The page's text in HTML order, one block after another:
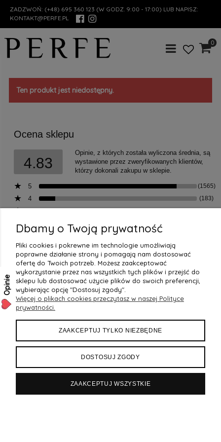
ZADZWOŃ: (+48) 695 360 123 (W GODZ. 9:00 - 17:00) LUB NAPISZ:
KONTAKT@PERFE.PL
0
Ten produkt jest niedostępny.
Ocena sklepu
4.83
Opinie, z których została wyliczona średnia, są
wystawione przez zweryfikowanych klientów,
którzy dokonali zakupu w sklepie.
5 (1565)
4 (183)
PŁATNOŚCI I DOSTAWA
REGULAMINY
OPINIE O NAS
Dbamy o Twoją prywatność
Pliki cookies i pokrewne im technologie umożliwiają
poprawne działanie strony i pomagają nam dostosować
ofertę do Twoich potrzeb. Możesz zaakceptować
wykorzystanie przez nas wszystkich tych plików i przejść do
sklepu lub dostosować użycie plików do swoich preferencji,
wybierając opcję "Dostosuj zgody".
Więcej o plikach cookies przeczytasz w naszej Polityce
prywatności.
ZAAKCEPTUJ TYLKO NIEZBĘDNE
DOSTOSUJ ZGODY
ZAAKCEPTUJ WSZYSTKIE
Opinie